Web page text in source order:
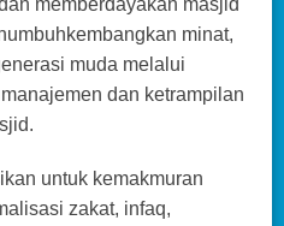
minat,
muda melalui
dan ketrampilan
untuk kemakmuran
zakat, infaq,